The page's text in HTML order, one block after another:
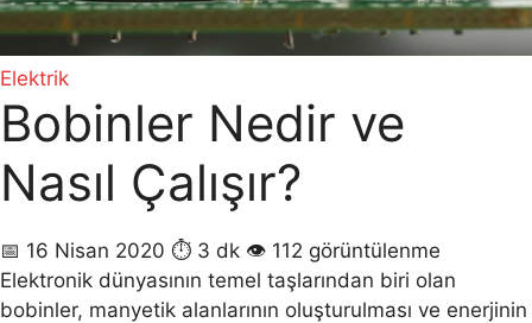
Elektrik
Bobinler Nedir ve
Nasıl Çalışır?
📅 16 Nisan 2020 ⏱ 3 dk 👁 112 görüntülenme
Elektronik dünyasının temel taşlarından biri olan
bobinler, manyetik alanlarının oluşturulması ve enerjinin